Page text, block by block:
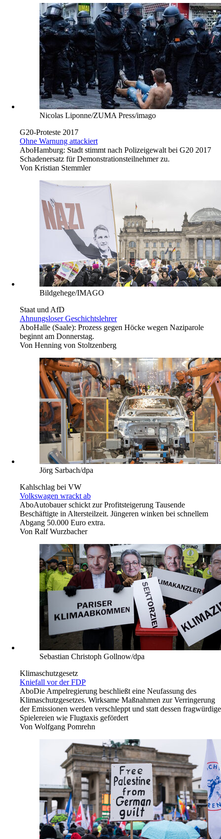
Nicolas Liponne/ZUMA Press/imago
G20-Proteste 2017
Ohne Warnung attackiert
AboHamburg: Stadt stimmt nach Polizeigewalt bei G20 2017
Schadenersatz für Demonstrationsteilnehmer zu.
Von Kristian Stemmler
Bildgehege/IMAGO
Staat und AfD
Ahnungsloser Geschichtslehrer
AboHalle (Saale): Prozess gegen Höcke wegen Naziparole
beginnt am Donnerstag.
Von Henning von Stoltzenberg
Jörg Sarbach/dpa
Kahlschlag bei VW
Volkswagen wrackt ab
AboAutobauer schickt zur Profitsteigerung Tausende
Beschäftigte in Altersteilzeit. Jüngeren winken bei schnellem
Abgang 50.000 Euro extra.
Von Ralf Wurzbacher
Sebastian Christoph Gollnow/dpa
Klimaschutzgesetz
Kniefall vor der FDP
AboDie Ampelregierung beschließt eine Neufassung des
Klimaschutzgesetzes. Wirksame Maßnahmen zur Verringerung
der Emissionen werden verschleppt und statt dessen fragwürdige
Spielereien wie Flugtaxis gefördert
Von Wolfgang Pomrehn